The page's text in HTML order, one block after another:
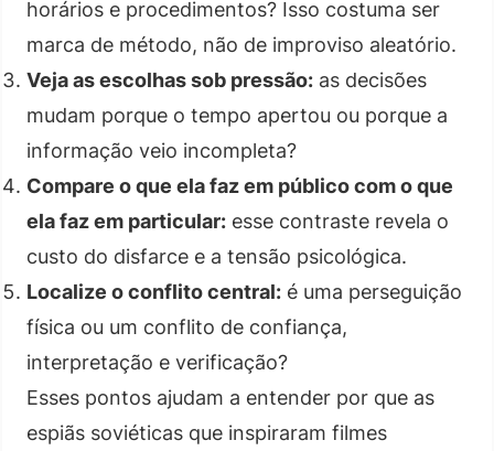
horários e procedimentos? Isso costuma ser
marca de método, não de improviso aleatório.
Veja as escolhas sob pressão: as decisões
mudam porque o tempo apertou ou porque a
informação veio incompleta?
Compare o que ela faz em público com o que
ela faz em particular: esse contraste revela o
custo do disfarce e a tensão psicológica.
Localize o conflito central: é uma perseguição
física ou um conflito de confiança,
interpretação e verificação?
Esses pontos ajudam a entender por que as
espiãs soviéticas que inspiraram filmes